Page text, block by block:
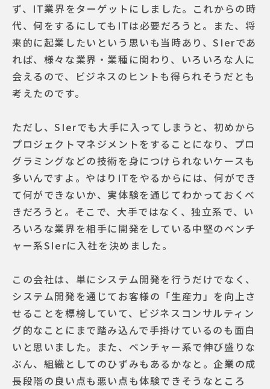
ず、IT業界をターゲットにしました。これからの時
代、何をするにしてもITは必要だろうと。また、将
来的に起業したいという思いも当時あり、SIerであ
れば、様々な業界・業種に関わり、いろいろな人に
会えるので、ビジネスのヒントも得られそうだとも
考えたのです。
ただし、SIerでも大手に入ってしまうと、初めから
プロジェクトマネジメントをすることになり、プロ
グラミングなどの技術を身につけられないケースも
多いんですよ。やはりITをやるからには、何ができ
て何ができないか、実体験を通じてわかっておくべ
きだろうと。そこで、大手ではなく、独立系で、い
ろいろな業界を相手に開発をしている中堅のベンチ
ャー系SIerに入社を決めました。
この会社は、単にシステム開発を行うだけでなく、
システム開発を通じてお客様の「生産力」を向上さ
せることを標榜していて、ビジネスコンサルティン
グ的なことにまで踏み込んで手掛けているのも面白
いと思いました。また、ベンチャー系で伸び盛りな
ぶん、組織としてのひずみもあるかなと。企業の成
長段階の良い点も悪い点も体験できそうなところ